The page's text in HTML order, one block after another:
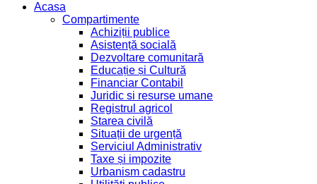
Acasa
Compartimente
Achiziții publice
Asistență socială
Dezvoltare comunitară
Educație și Cultură
Financiar Contabil
Juridic si resurse umane
Registrul agricol
Starea civilă
Situații de urgență
Serviciul Administrativ
Taxe și impozite
Urbanism cadastru